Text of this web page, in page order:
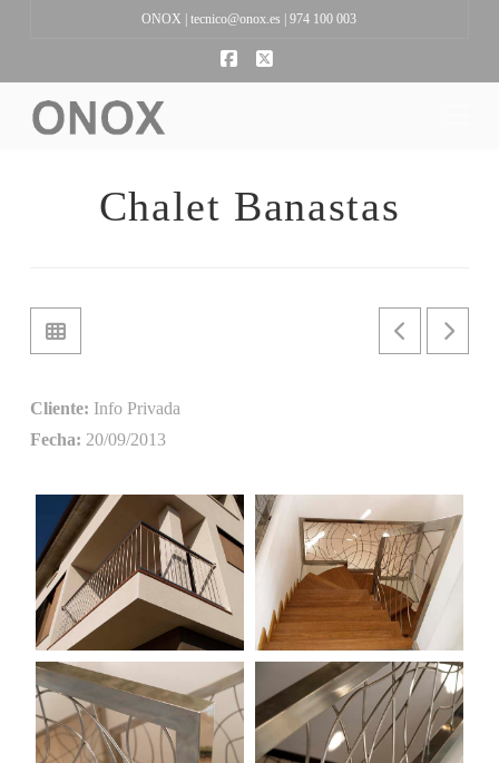
ONOX |tecnico@onox.es | 974 100 003
Chalet Banastas
Cliente: Info Privada
Fecha: 20/09/2013